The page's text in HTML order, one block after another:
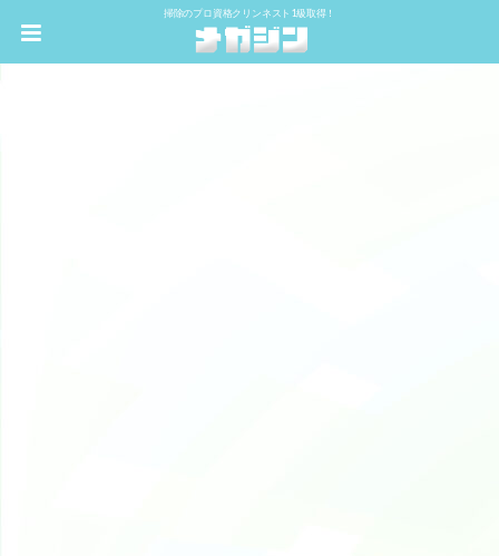
掃除のプロ資格クリンネスト1級取得！